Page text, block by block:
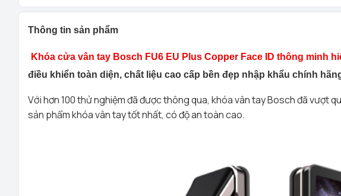
Thông tin sản phẩm
Khóa cửa vân tay Bosch FU6 EU Plus Copper Face ID thông minh
điều khiển toàn diện, chất liệu cao cấp bền đẹp nhập khẩu chính
Với hơn 100 thử nghiệm đã được thông qua, khóa vân tay Boschđã vượt
sản phẩm khóa vân tay tốt nhất, có độ an toàn cao.